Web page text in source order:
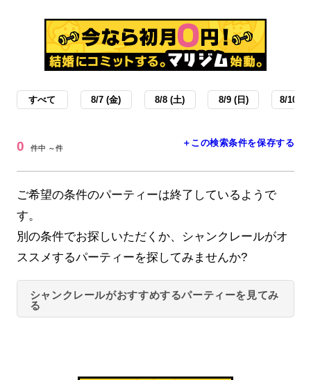
すべて 8/7 (金) 8/8 (土) 8/9 (日) 8/10 (
0 件中 ～件 ＋この検索条件を保存する
ご希望の条件のパーティーは終了しているようで
す。
別の条件でお探しいただくか、シャンクレールがオ
ススメするパーティーを探してみませんか?
シャンクレールがおすすめするパーティーを見てみ
る